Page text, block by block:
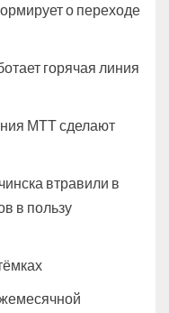
о переходе
горячая линия
МТТ сделают
втравили в
в пользу